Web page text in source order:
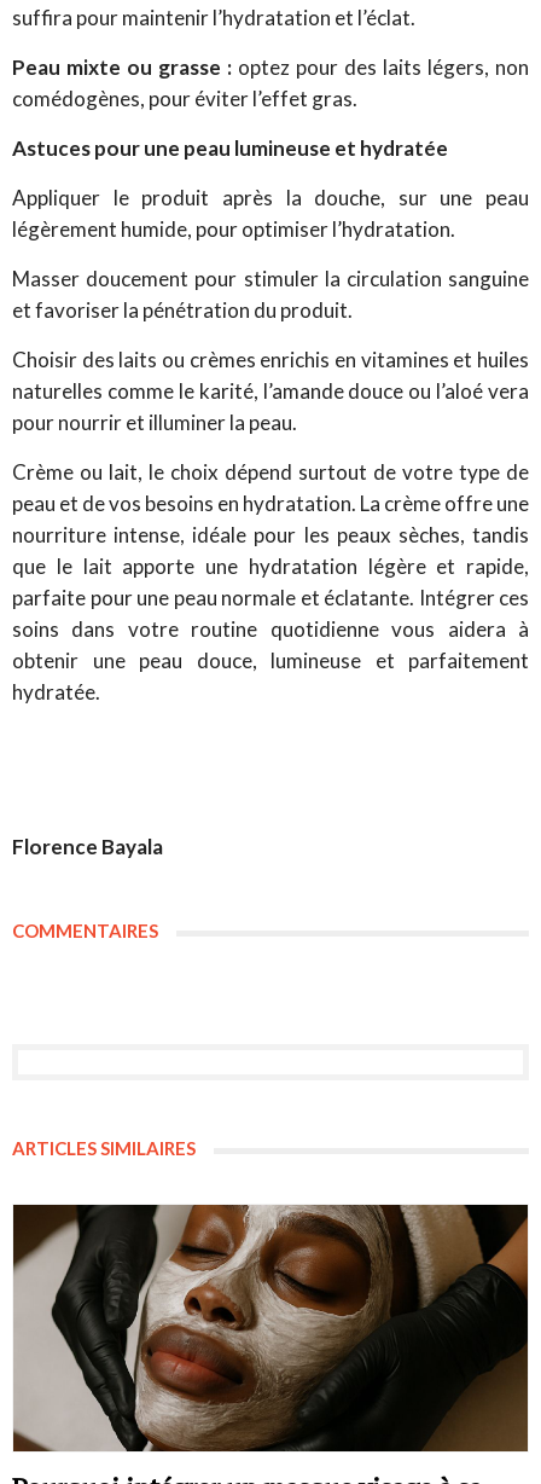
suffira pour maintenir l’hydratation et l’éclat.
Peau mixte ou grasse : optez pour des laits légers, non
comédogènes, pour éviter l’effet gras.
Astuces pour une peau lumineuse et hydratée
Appliquer le produit après la douche, sur une peau
légèrement humide, pour optimiser l’hydratation.
Masser doucement pour stimuler la circulation sanguine
et favoriser la pénétration du produit.
Choisir des laits ou crèmes enrichis en vitamines et huiles
naturelles comme le karité, l’amande douce ou l’aloé vera
pour nourrir et illuminer la peau.
Crème ou lait, le choix dépend surtout de votre type de
peau et de vos besoins en hydratation. La crème offre une
nourriture intense, idéale pour les peaux sèches, tandis
que le lait apporte une hydratation légère et rapide,
parfaite pour une peau normale et éclatante. Intégrer ces
soins dans votre routine quotidienne vous aidera à
obtenir une peau douce, lumineuse et parfaitement
hydratée.
Florence Bayala
COMMENTAIRES
ARTICLES SIMILAIRES